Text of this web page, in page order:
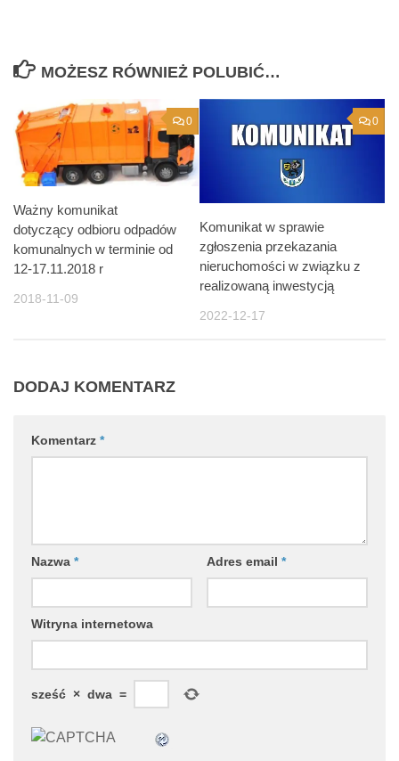
MOŻESZ RÓWNIEŻ POLUBIĆ…
0
Ważny komunikat
dotyczący odbioru odpadów
komunalnych w terminie od
12-17.11.2018 r
2018-11-09
0
Komunikat w sprawie
zgłoszenia przekazania
nieruchomości w związku z
realizowaną inwestycją
2022-12-17
DODAJ KOMENTARZ
Komentarz *
Nazwa * Adres email *
Witryna internetowa
sześć × dwa =